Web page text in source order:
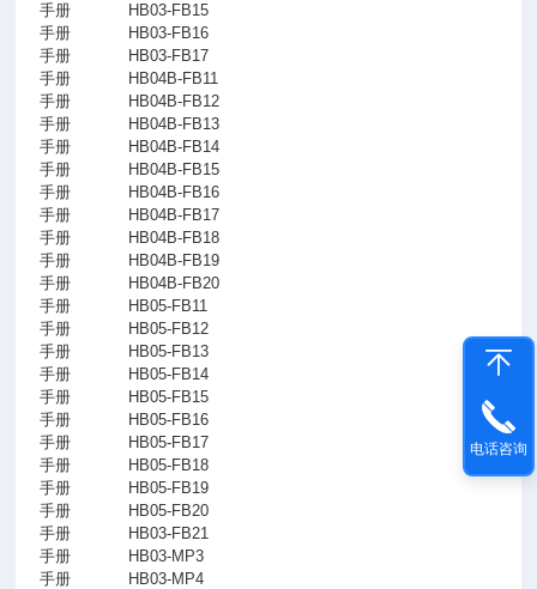
手册
HB03-FB15
手册
HB03-FB16
手册
HB03-FB17
手册
HB04B-FB11
手册
HB04B-FB12
手册
HB04B-FB13
手册
HB04B-FB14
手册
HB04B-FB15
手册
HB04B-FB16
手册
HB04B-FB17
手册
HB04B-FB18
手册
HB04B-FB19
手册
HB04B-FB20
手册
HB05-FB11
手册
HB05-FB12
手册
HB05-FB13
手册
HB05-FB14
手册
HB05-FB15
手册
HB05-FB16
手册
HB05-FB17
手册
HB05-FB18
手册
HB05-FB19
手册
HB05-FB20
手册
HB03-FB21
手册
HB03-MP3
手册
HB03-MP4
电话咨询